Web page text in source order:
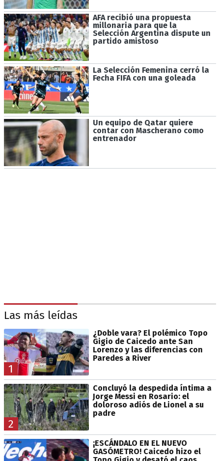
AFA recibió una propuesta
millonaria para que la
Selección Argentina dispute un
partido amistoso
La Selección Femenina cerró la
Fecha FIFA con una goleada
Un equipo de Qatar quiere
contar con Mascherano como
entrenador
Las más leídas
1
¿Doble vara? El polémico Topo
Gigio de Caicedo ante San
Lorenzo y las diferencias con
Paredes a River
2
Concluyó la despedida íntima a
Jorge Messi en Rosario: el
doloroso adiós de Lionel a su
padre
¡ESCÁNDALO EN EL NUEVO
GASÓMETRO! Caicedo hizo el